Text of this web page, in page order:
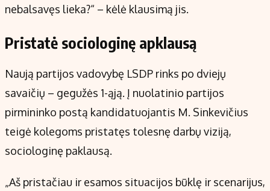
nebalsavęs lieka?“ – kėlė klausimą jis.
Pristatė sociologinę apklausą
Naują partijos vadovybę LSDP rinks po dviejų
savaičių – gegužės 1-ąją. Į nuolatinio partijos
pirmininko postą kandidatuojantis M. Sinkevičius
teigė kolegoms pristatęs tolesnę darbų viziją,
sociologinę paklausą.
„Aš pristačiau ir esamos situacijos būklę ir scenarijus,